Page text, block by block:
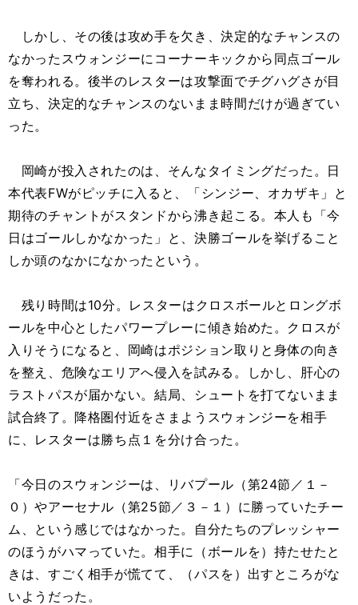
しかし、その後は攻め手を欠き、決定的なチャンスの
なかったスウォンジーにコーナーキックから同点ゴール
を奪われる。後半のレスターは攻撃面でチグハグさが目
立ち、決定的なチャンスのないまま時間だけが過ぎてい
った。
岡崎が投入されたのは、そんなタイミングだった。日
本代表FWがピッチに入ると、「シンジー、オカザキ」と
期待のチャントがスタンドから沸き起こる。本人も「今
日はゴールしかなかった」と、決勝ゴールを挙げること
しか頭のなかになかったという。
残り時間は10分。レスターはクロスボールとロングボ
ールを中心としたパワープレーに傾き始めた。クロスが
入りそうになると、岡崎はポジション取りと身体の向き
を整え、危険なエリアへ侵入を試みる。しかし、肝心の
ラストパスが届かない。結局、シュートを打てないまま
試合終了。降格圏付近をさまようスウォンジーを相手
に、レスターは勝ち点１を分け合った。
「今日のスウォンジーは、リバプール（第24節／１－
０）やアーセナル（第25節／３－１）に勝っていたチー
ム、という感じではなかった。自分たちのプレッシャー
のほうがハマっていた。相手に（ボールを）持たせたと
きは、すごく相手が慌てて、（パスを）出すところがな
いようだった。